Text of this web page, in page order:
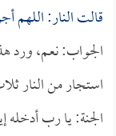
قالت النار: اللهم
الجواب: نعم، ورد
استجار من النار
الجنة: يا رب